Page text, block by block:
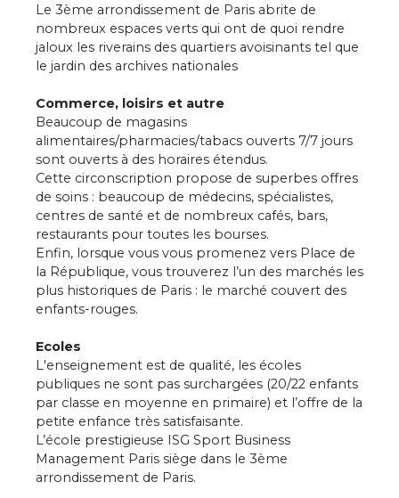
Le 3ème arrondissement de Paris abrite de
nombreux espaces verts qui ont de quoi rendre
jaloux les riverains des quartiers avoisinants tel que
le jardin des archives nationales
Commerce, loisirs et autre
Beaucoup de magasins
alimentaires/pharmacies/tabacs ouverts 7/7 jours
sont ouverts à des horaires étendus.
Cette circonscription propose de superbes offres
de soins : beaucoup de médecins, spécialistes,
centres de santé et de nombreux cafés, bars,
restaurants pour toutes les bourses.
Enfin, lorsque vous vous promenez vers Place de
la République, vous trouverez l’un des marchés les
plus historiques de Paris : le marché couvert des
enfants-rouges.
Ecoles
L'enseignement est de qualité, les écoles
publiques ne sont pas surchargées (20/22 enfants
par classe en moyenne en primaire) et l’offre de la
petite enfance très satisfaisante.
L’école prestigieuse ISG Sport Business
Management Paris siège dans le 3ème
arrondissement de Paris.